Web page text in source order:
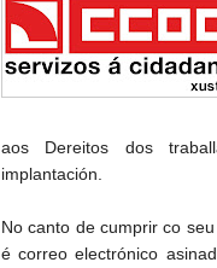
aos Dereitos dos
implantación.
No canto de cumprir co
é correo electrónico